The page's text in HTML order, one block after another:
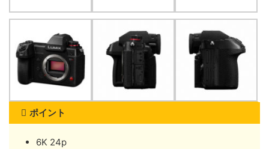
ポイント
6K 24p